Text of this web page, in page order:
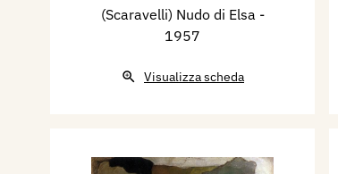
(Scaravelli) Nudo di Elsa -
1957
Visualizza scheda